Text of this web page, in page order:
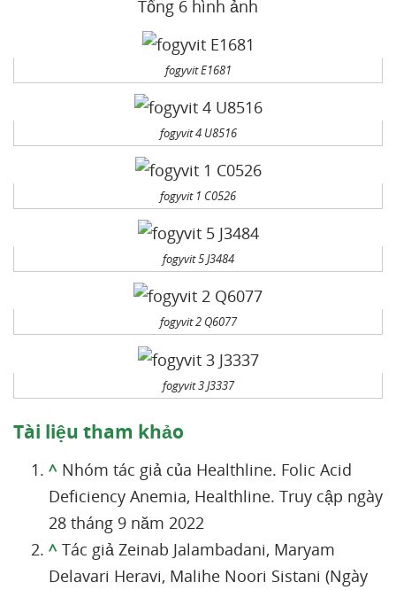
Tổng 6 hình ảnh
fogyvit E1681
fogyvit 4 U8516
fogyvit 1 C0526
fogyvit 5 J3484
fogyvit 2 Q6077
fogyvit 3 J3337
Tài liệu tham khảo
^ Nhóm tác giả của Healthline. Folic Acid
Deficiency Anemia, Healthline. Truy cập ngày
28 tháng 9 năm 2022
^ Tác giả Zeinab Jalambadani, Maryam
Delavari Heravi, Malihe Noori Sistani (Ngày